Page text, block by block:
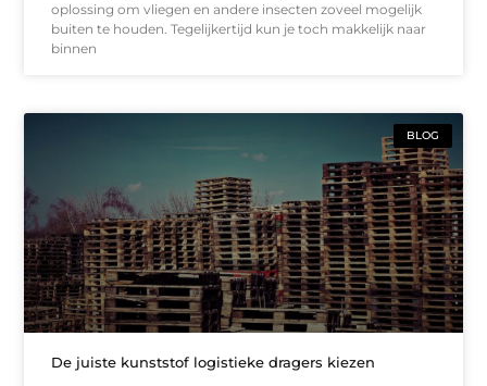
oplossing om vliegen en andere insecten zoveel mogelijk
buiten te houden. Tegelijkertijd kun je toch makkelijk naar
binnen
BLOG
De juiste kunststof logistieke dragers kiezen